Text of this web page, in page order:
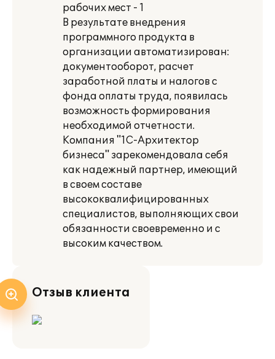
рабочих мест - 1
В результате внедрения
программного продукта в
организации автоматизирован:
документооборот, расчет
заработной платы и налогов с
фонда оплаты труда, появилась
возможность формирования
необходимой отчетности.
Компания "1С-Архитектор
бизнеса" зарекомендовала себя
как надежный партнер, имеющий
в своем составе
высококвалифицированных
специалистов, выполняющих свои
обязанности своевременно и с
высоким качеством.
Отзыв клиента